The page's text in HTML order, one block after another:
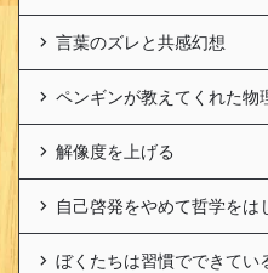
言葉のズレと共感幻想
ペンギンが教えてくれた物
解像度を上げる
自己啓発をやめて哲学をは
ぼくたちは習慣でできてい